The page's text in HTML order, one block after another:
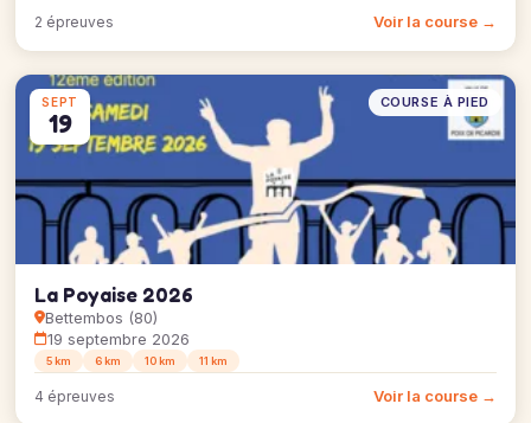
2 épreuves Voir la course →
SEPT
19
COURSE À PIED
La Poyaise 2026
Bettembos (80)
19 septembre 2026
5 km 6 km 10 km 11 km
4 épreuves Voir la course →